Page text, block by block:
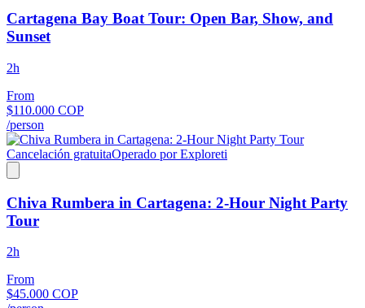
Cartagena Bay Boat Tour: Open Bar, Show, and
Sunset
2h
From
$110.000 COP
/person
Cancelación gratuitaOperado por Exploreti
Chiva Rumbera in Cartagena: 2-Hour Night Party
Tour
2h
From
$45.000 COP